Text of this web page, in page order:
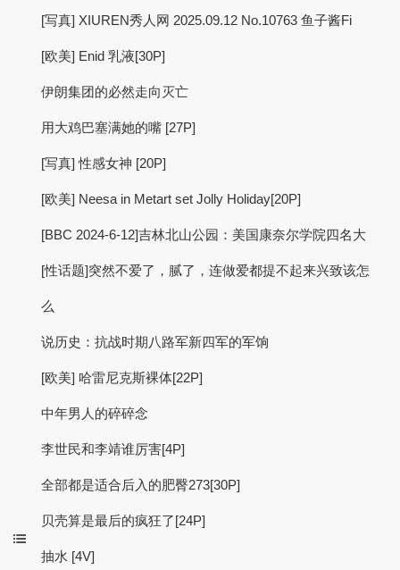
[写真] XIUREN秀人网 2025.09.12 No.10763 鱼子酱Fi
[欧美] Enid 乳液[30P]
伊朗集团的必然走向灭亡
用大鸡巴塞满她的嘴 [27P]
[写真] 性感女神 [20P]
[欧美] Neesa in Metart set Jolly Holiday[20P]
[BBC 2024-6-12]吉林北山公园：美国康奈尔学院四名大
[性话题]突然不爱了，腻了，连做爱都提不起来兴致该怎
么
说历史：抗战时期八路军新四军的军饷
[欧美] 哈雷尼克斯裸体[22P]
中年男人的碎碎念
李世民和李靖谁厉害[4P]
全部都是适合后入的肥臀273[30P]
贝壳算是最后的疯狂了[24P]
抽水 [4V]